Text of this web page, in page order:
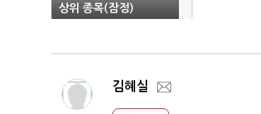
상위 종목(잠정)
김혜실